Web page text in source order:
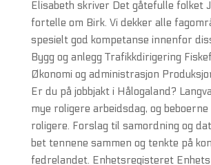
Elisabeth skriver Det gåtefulle folket
fortelle om Birk. Vi dekker alle
spesielt god kompetanse innenfor
Bygg og anlegg Trafikkdirigering
Økonomi og administrasjon
Er du på jobbjakt i Hålogaland?
mye roligere arbeidsdag, og
roligere. Forslag til samordning og
bet tennene sammen og tenkte på
fedrelandet. Enhetsregisteret